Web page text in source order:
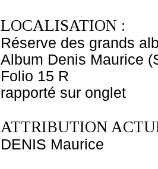
LOCALISATION :
Réserve des grands
Album Denis Maurice
Folio 15 R
rapporté sur onglet
ATTRIBUTION
DENIS Maurice